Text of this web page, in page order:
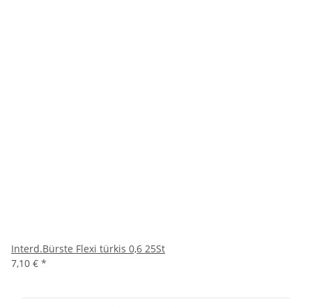
Interd.Bürste Flexi türkis 0,6 25St
7,10 € *